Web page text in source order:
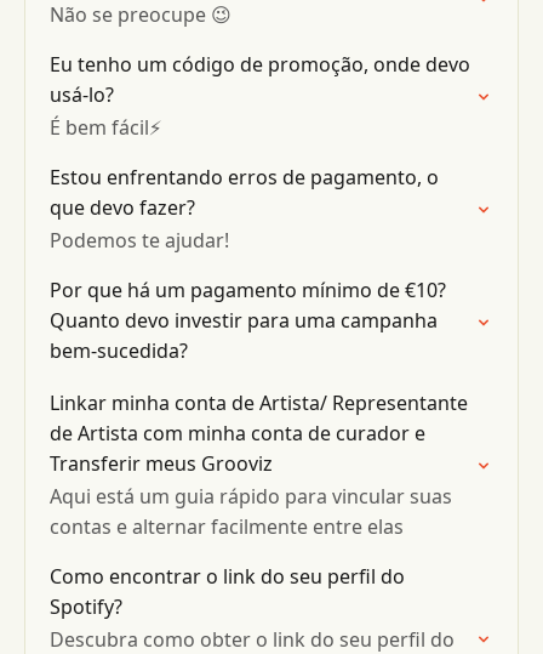
Não se preocupe 😉
Eu tenho um código de promoção, onde devo
usá-lo?
É bem fácil⚡️
Estou enfrentando erros de pagamento, o
que devo fazer?
Podemos te ajudar!
Por que há um pagamento mínimo de €10?
Quanto devo investir para uma campanha
bem-sucedida?
Linkar minha conta de Artista/ Representante
de Artista com minha conta de curador e
Transferir meus Grooviz
Aqui está um guia rápido para vincular suas
contas e alternar facilmente entre elas
Como encontrar o link do seu perfil do
Spotify?
Descubra como obter o link do seu perfil do